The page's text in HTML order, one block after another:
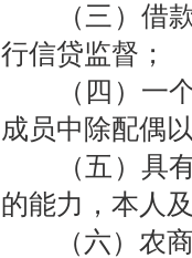
（三）借款
行信贷监督；
（四）一个
成员中除配偶
（五）具有
的能力，本人
（六）农商